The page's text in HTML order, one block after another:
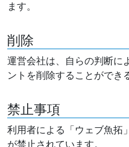
ます。
削除
運営会社は、自らの判断に
ントを削除することができ
禁止事項
利用者による「ウェブ魚拓
が禁止されています。